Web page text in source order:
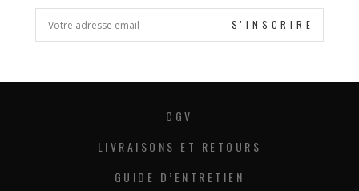
S'INSCRIRE
CGV
LIVRAISONS ET RETOURS
GUIDE D’ENTRETIEN